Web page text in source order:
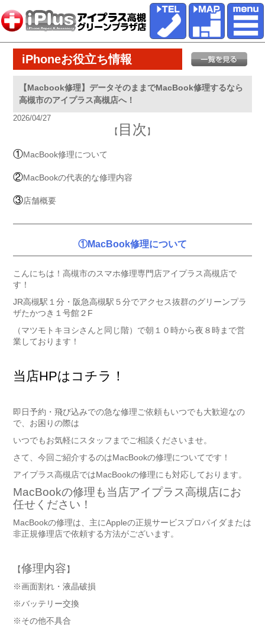
iPhoneお役立ち情報
【Macbook修理】データそのままでMacBook修理するなら
高槻市のアイプラス高槻店へ！
2026/04/27
【 目次 】
①MacBook修理について
②MacBookの代表的な修理内容
③店舗概要
①MacBook修理について
こんにちは！高槻市のスマホ修理専門店アイプラス高槻店で
す！
JR高槻駅１分・阪急高槻駅５分でアクセス抜群のグリーンプラ
ザたかつき１号館２F
（マツモトキヨシさんと同じ階）で朝１０時から夜８時まで営
業しております！
当店HPはコチラ！
即日予約・飛び込みでの急な修理ご依頼もいつでも大歓迎なの
で、お困りの際は
いつでもお気軽にスタッフまでご相談くださいませ。
さて、今回ご紹介するのはMacBookの修理についてです！
アイプラス高槻店ではMacBookの修理にも対応しております。
MacBookの修理も当店アイプラス高槻店にお
任せください！
MacBookの修理は、主にAppleの正規サービスプロパイダまたは
非正規修理店で依頼する方法がございます。
【修理内容】
※画面割れ・液晶破損
※バッテリー交換
※その他不具合